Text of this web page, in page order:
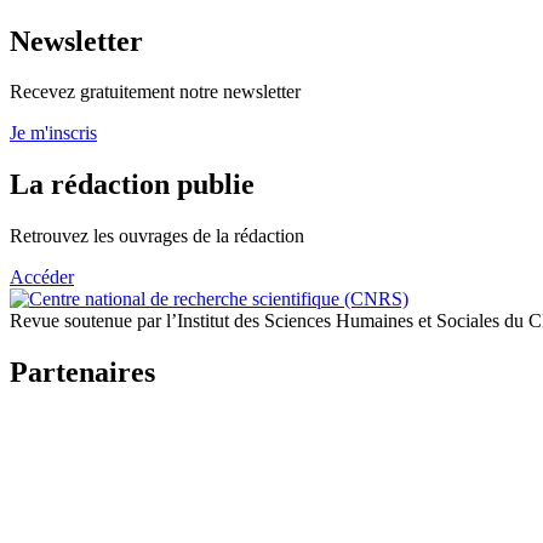
Newsletter
Recevez gratuitement notre newsletter
Je m'inscris
La rédaction publie
Retrouvez les ouvrages de la rédaction
Accéder
Revue soutenue par l’Institut des Sciences Humaines et Sociales du
Partenaires